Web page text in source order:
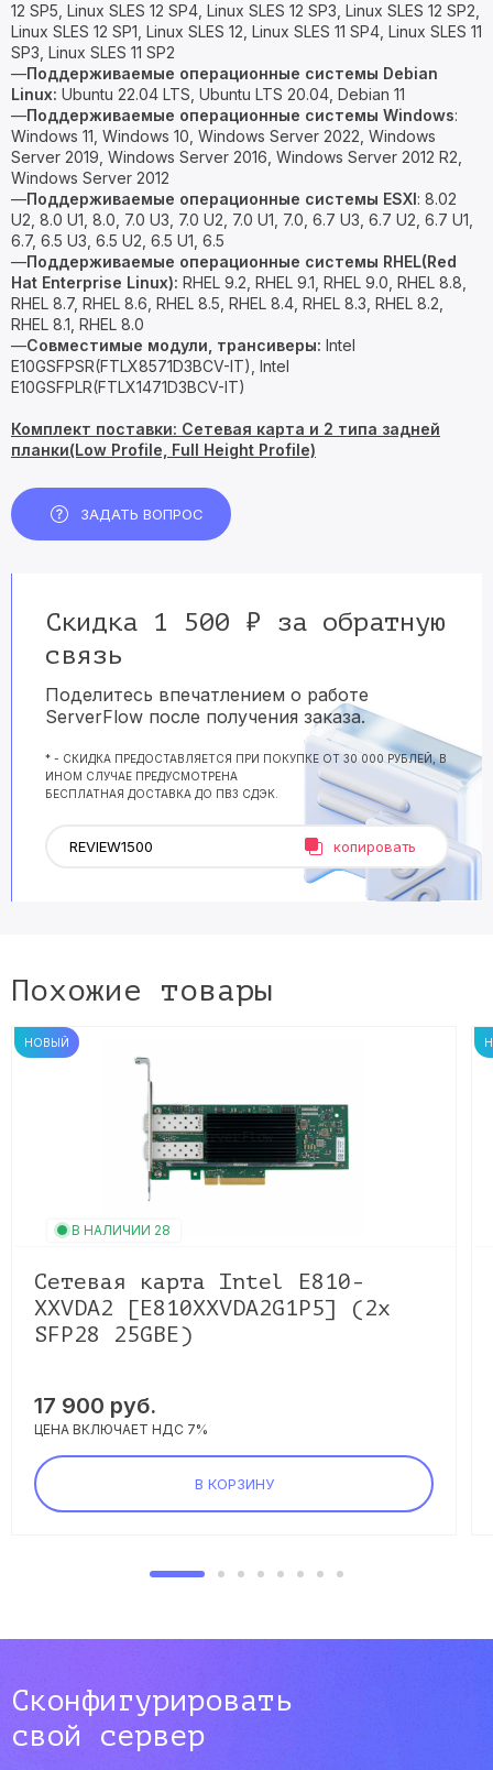
12 SP5, Linux SLES 12 SP4, Linux SLES 12 SP3, Linux SLES 12 SP2,
Linux SLES 12 SP1, Linux SLES 12, Linux SLES 11 SP4, Linux SLES 11
SP3, Linux SLES 11 SP2
—Поддерживаемые операционные системы Debian
Linux: Ubuntu 22.04 LTS, Ubuntu LTS 20.04, Debian 11
—Поддерживаемые операционные системы Windows:
Windows 11, Windows 10, Windows Server 2022, Windows
Server 2019, Windows Server 2016, Windows Server 2012 R2,
Windows Server 2012
—Поддерживаемые операционные системы ESXI: 8.02
U2, 8.0 U1, 8.0, 7.0 U3, 7.0 U2, 7.0 U1, 7.0, 6.7 U3, 6.7 U2, 6.7 U1,
6.7, 6.5 U3, 6.5 U2, 6.5 U1, 6.5
—Поддерживаемые операционные системы RHEL(Red
Hat Enterprise Linux): RHEL 9.2, RHEL 9.1, RHEL 9.0, RHEL 8.8,
RHEL 8.7, RHEL 8.6, RHEL 8.5, RHEL 8.4, RHEL 8.3, RHEL 8.2,
RHEL 8.1, RHEL 8.0
—Совместимые модули, трансиверы: Intel
E10GSFPSR(FTLX8571D3BCV-IT), Intel
E10GSFPLR(FTLX1471D3BCV-IT)
Комплект поставки: Сетевая карта и 2 типа задней
планки(Low Profile, Full Height Profile)
ЗАДАТЬ ВОПРОС
Скидка 1 500 ₽ за обратную
связь
Поделитесь впечатлением о работе
ServerFlow после получения заказа.
* - СКИДКА ПРЕДОСТАВЛЯЕТСЯ ПРИ ПОКУПКЕ ОТ 30 000 РУБЛЕЙ, В
ИНОМ СЛУЧАЕ ПРЕДУСМОТРЕНА
БЕСПЛАТНАЯ ДОСТАВКА ДО ПВЗ СДЭК.
копировать
Похожие товары
НОВЫЙ
В НАЛИЧИИ 28
Сетевая карта Intel E810-
XXVDA2 [E810XXVDA2G1P5] (2x
SFP28 25GBE)
17 900 руб.
ЦЕНА ВКЛЮЧАЕТ НДС 7%
В КОРЗИНУ
Сконфигурировать
свой сервер